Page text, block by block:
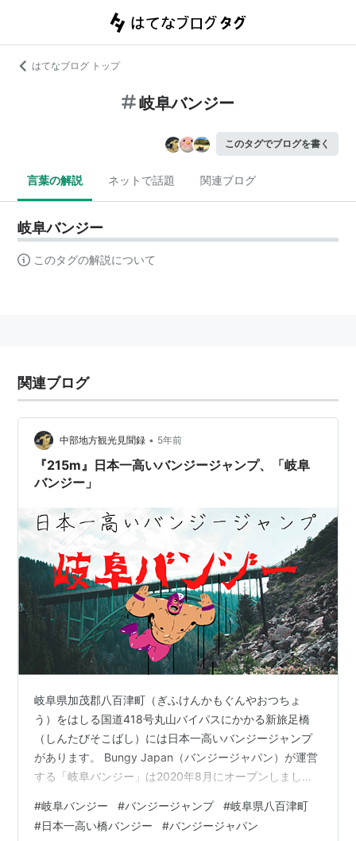
はてなブログ トップ
岐阜バンジー
このタグでブログを書く
言葉の解説 ネットで話題 関連ブログ
岐阜バンジー
このタグの解説について
関連ブログ
中部地方観光見聞録 • 5年前
『215m』日本一高いバンジージャンプ、「岐阜
バンジー」
岐阜県加茂郡八百津町（ぎふけんかもぐんやおつちょ
う）をはしる国道418号丸山バイパスにかかる新旅足橋
（しんたびそこばし）には日本一高いバンジージャンプ
があります。 Bungy Japan（バンジージャパン）が運営
する「岐阜バンジー」は2020年8月にオープンしまし
ます。 動画もありますのでお楽しみに。 Bungy
Japan（バンジージャパン）とは？ どこにある？ 高さは
#岐阜バンジー #バンジージャンプ #岐阜県八百津町
#日本一高い橋バンジー #バンジージャパン